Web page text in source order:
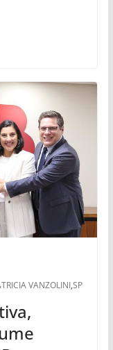
VANZOLINI,SP